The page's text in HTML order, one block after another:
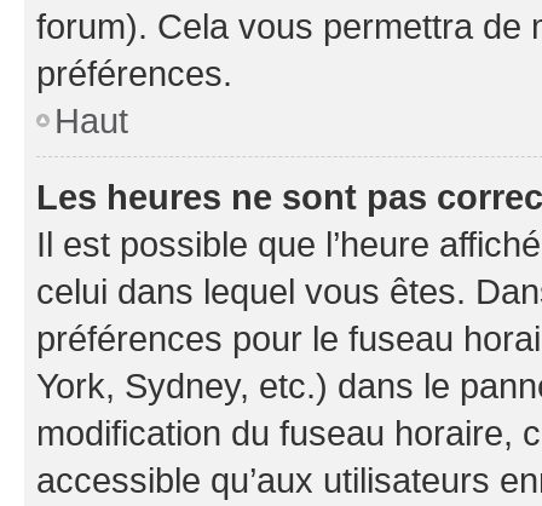
forum). Cela vous permettra de
préférences.
Haut
Les heures ne sont pas
Il est possible que l’heure
celui dans lequel vous êtes.
préférences pour le fuseau
York, Sydney, etc.) dans le
modification du fuseau horaire,
accessible qu’aux utilisateurs